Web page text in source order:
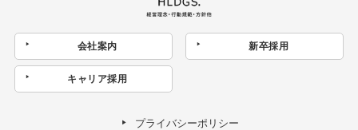
会社案内 新卒採用
キャリア採用
プライバシーポリシー